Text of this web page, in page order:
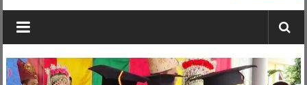
BERANI
DAN
KRISTIS